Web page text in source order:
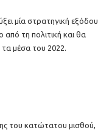
μία στρατηγική εξόδου
από τη πολιτική και θα
τα μέσα του 2022.
του κατώτατου μισθού,